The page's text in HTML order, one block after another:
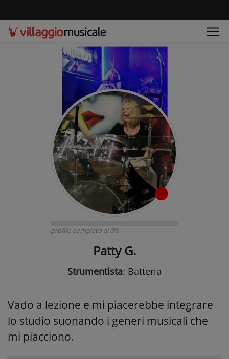
profilo completo al 0%
Patty G.
Strumentista: Batteria
Vado a lezione e mi piacerebbe integrare
lo studio suonando i generi musicali che
mi piacciono.